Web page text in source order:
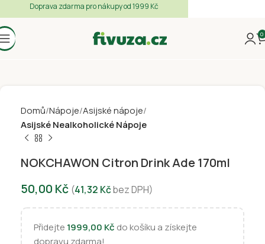
0
Domů Nápoje Asijské nápoje
Asijské Nealkoholické Nápoje
NOKCHAWON Citron Drink Ade 170ml
50,00 Kč (41,32 Kčbez DPH)
Přidejte 1999,00 Kč do košíku a získejte
dopravu zdarma!
Doprava zdarma pro nákupy od 1999 Kč